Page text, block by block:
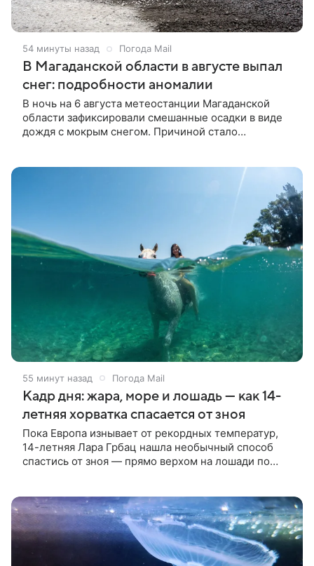
54 минуты назад Погода Mail
В Магаданской области в августе выпал
снег: подробности аномалии
В ночь на 6 августа метеостанции Магаданской
области зафиксировали смешанные осадки в виде
дождя с мокрым снегом. Причиной стало
55 минут назад Погода Mail
Кадр дня: жара, море и лошадь — как 14-
летняя хорватка спасается от зноя
Пока Европа изнывает от рекордных температур,
14-летняя Лара Грбац нашла необычный способ
спастись от зноя — прямо верхом на лошади по